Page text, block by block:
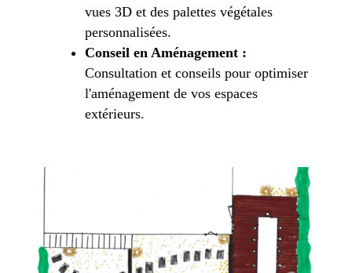
vues 3D et des palettes végétales
personnalisées.
Conseil en Aménagement :
Consultation et conseils pour optimiser
l'aménagement de vos espaces
extérieurs.